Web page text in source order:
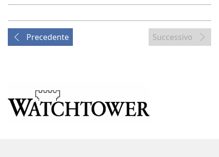
Precedente Successivo